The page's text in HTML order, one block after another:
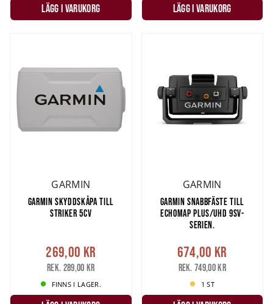
LÄGG I VARUKORG LÄGG I VARUKORG
GARMIN
GARMIN SKYDDSKÅPA TILL
STRIKER 5CV
269,00 kr
Rek. 289,00 kr
FINNS I LAGER.
GARMIN
GARMIN SNABBFÄSTE TILL
ECHOMAP PLUS/UHD 9SV-
SERIEN.
674,00 kr
Rek. 749,00 kr
1 ST